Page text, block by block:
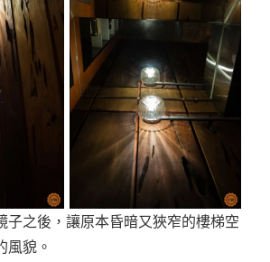
子之後，讓原本昏暗又狹窄的樓梯空
風貌。